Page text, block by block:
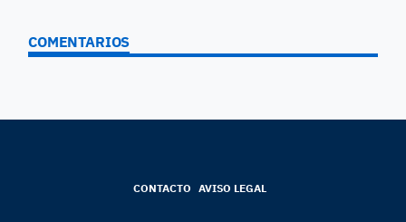
COMENTARIOS
CONTACTO AVISO LEGAL